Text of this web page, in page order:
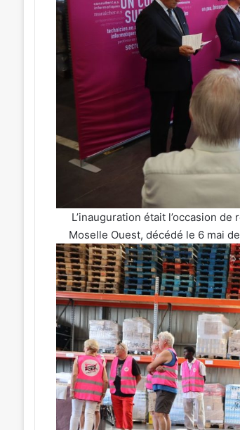
L’inauguration était l’occasion
Moselle Ouest, décédé le 6 mai